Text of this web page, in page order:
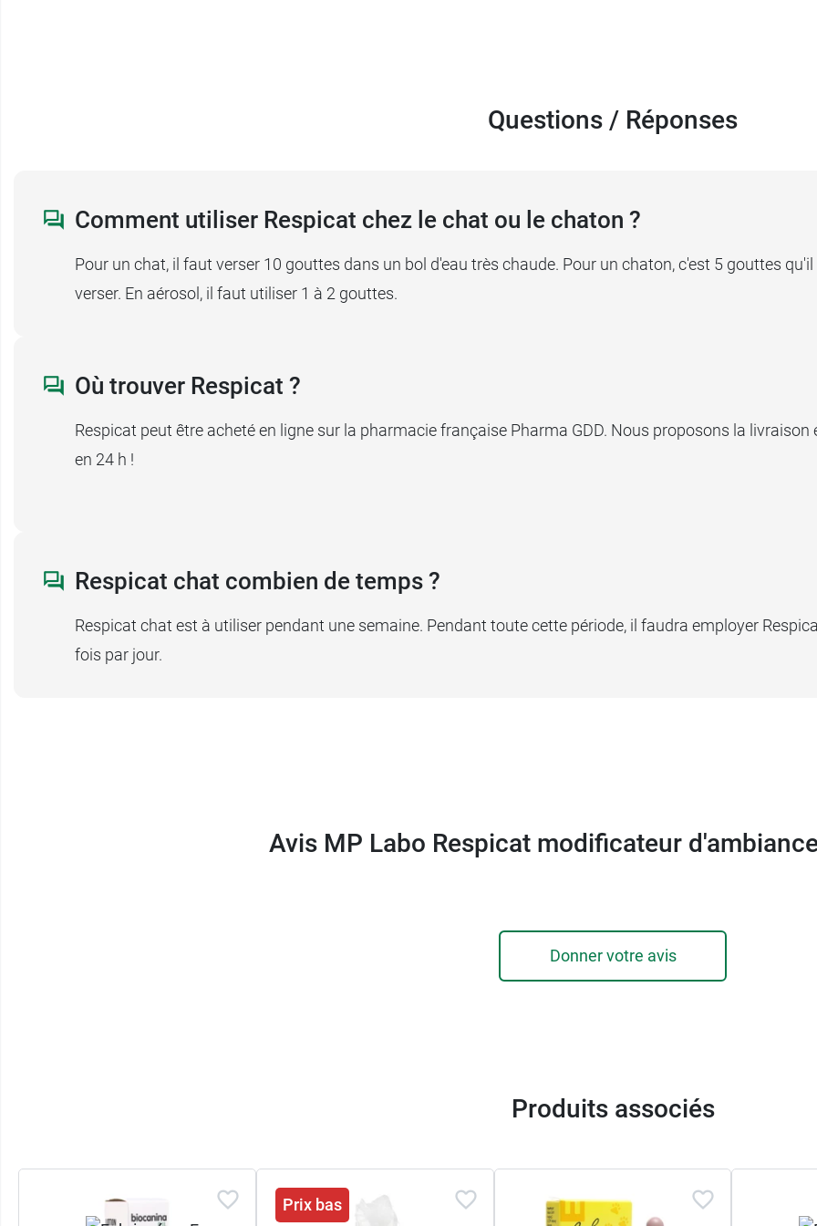
Questions / Réponses
Comment utiliser Respicat chez le chat ou le chaton ?
Pour un chat, il faut verser 10 gouttes dans un bol d'eau très chaude. Pour un chaton, c'est 5 gouttes
verser. En aérosol, il faut utiliser 1 à 2 gouttes.
Où trouver Respicat ?
Respicat peut être acheté en ligne sur la pharmacie française Pharma GDD. Nous proposons la livraison
en 24 h !
Respicat chat combien de temps ?
Respicat chat est à utiliser pendant une semaine. Pendant toute cette période, il faudra employer
fois par jour.
Avis MP Labo Respicat modificateur
Donner votre avis
Produits associés
Prix bas